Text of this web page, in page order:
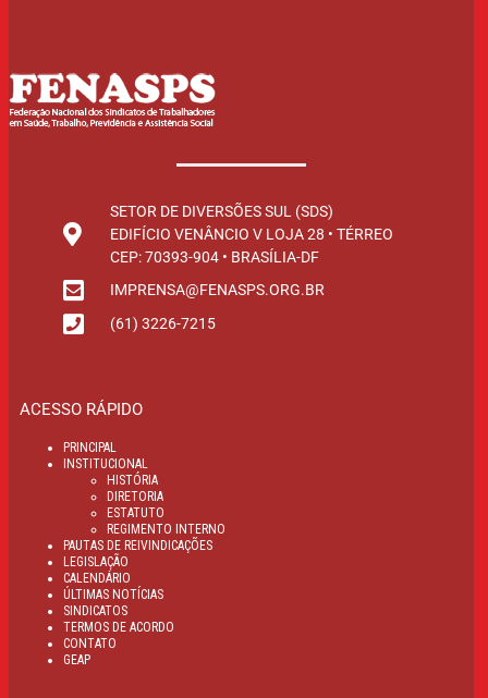
SETOR DE DIVERSÕES SUL (SDS)
EDIFÍCIO VENÂNCIO V LOJA 28 • TÉRREO
CEP: 70393-904 • BRASÍLIA-DF
IMPRENSA@FENASPS.ORG.BR
(61) 3226-7215
ACESSO RÁPIDO
PRINCIPAL
INSTITUCIONAL
HISTÓRIA
DIRETORIA
ESTATUTO
REGIMENTO INTERNO
PAUTAS DE REIVINDICAÇÕES
LEGISLAÇÃO
CALENDÁRIO
ÚLTIMAS NOTÍCIAS
SINDICATOS
TERMOS DE ACORDO
CONTATO
GEAP